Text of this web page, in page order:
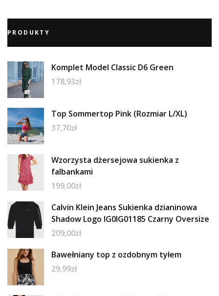
PRODUKTY
Komplet Model Classic D6 Green
178,93zł
Top Sommertop Pink (Rozmiar L/XL)
37,70zł
Wzorzysta dżersejowa sukienka z
falbankami
199,00zł
Calvin Klein Jeans Sukienka dzianinowa
Shadow Logo IG0IG01185 Czarny Oversize
209,00zł
Bawełniany top z ozdobnym tyłem
29,99zł